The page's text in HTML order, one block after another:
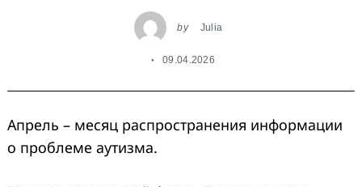
by Julia
09.04.2026
Апрель – месяц распространения информации
о проблеме аутизма.